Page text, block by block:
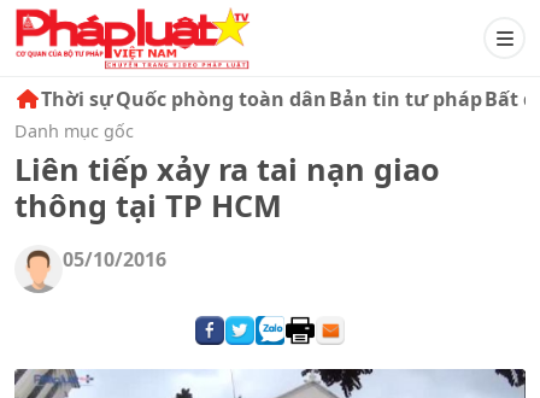
Thời sựQuốc phòng toàn dânBản tin tư phápBất
Danh mục gốc
Liên tiếp xảy ra tai nạn giao
thông tại TP HCM
05/10/2016